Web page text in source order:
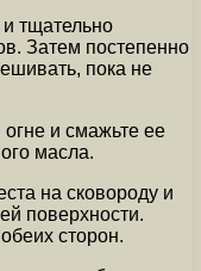
тщательно
Затем постепенно
пока не
и смажьте ее
масла.
на сковороду и
поверхности.
сторон.